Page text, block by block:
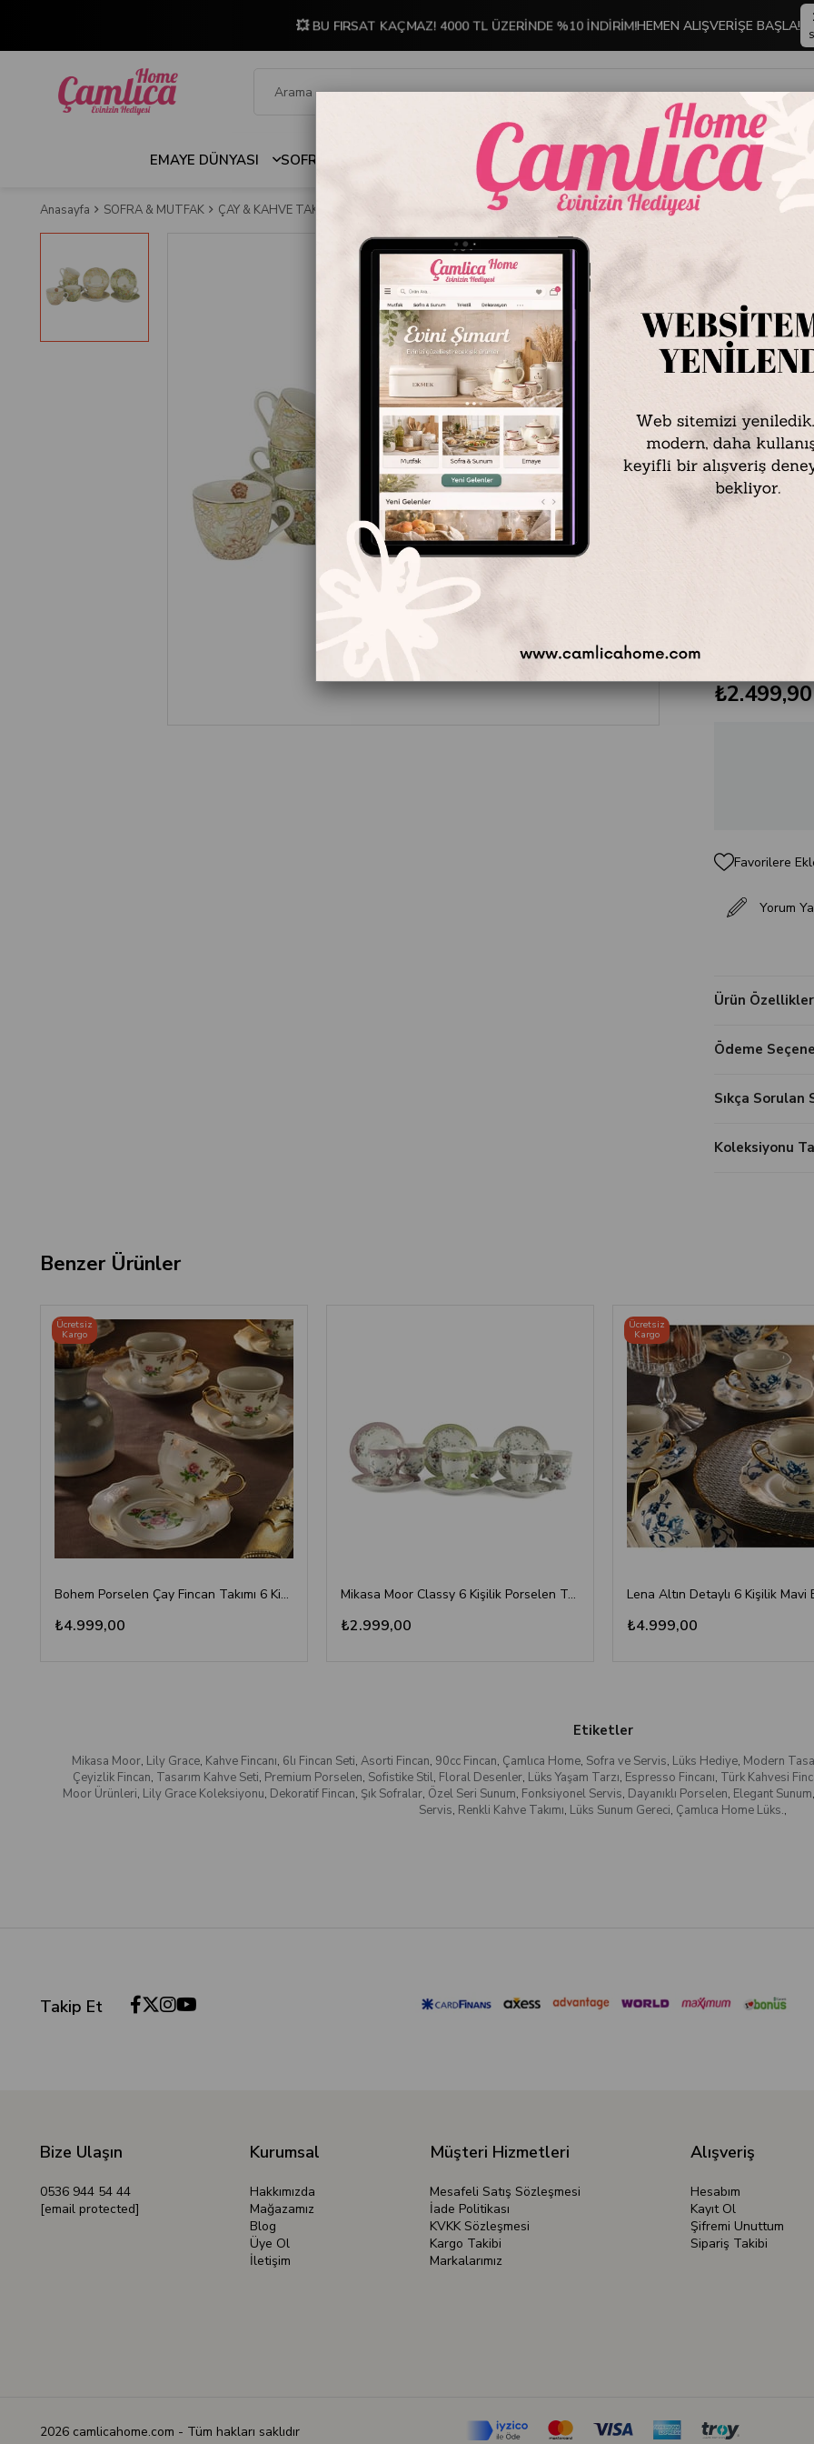
💥 BU FIRSAT KAÇMAZ! 4000 TL ÜZERİNDE %10 İNDİRİM! HEMEN ALIŞVERİŞE BAŞLA!
EMAYE DÜNYASI SOFRA & MUTFAK İNDİRİMLİ ÜRÜNLER DEKORASYON TABLO KOLEKSİYONU
Anasayfa SOFRA & MUTFAK ÇAY & KAHVE TAKIMLARI Mikasa Moor Lily Grace 6lı Asorti Kahve Fincan Seti 90cc
Kahve
Stok Kodu
Marka Mikasa
Mikasa Moor
Grace asorti
andıranlüks
90cc'lik
sayesinde
kullanım
şıklığını
premium
₺2.499,90
Favorilere
Yorum
Ürün
Ödeme
Sıkça Sorulan
Koleksiyonu
Benzer Ürünler
Bohem Porselen Çay Fincan Takımı 6 Kişilik Gül Desenli
₺4.999,00
Ücretsiz
Kargo
Mikasa Moor Classy 6 Kişilik Porselen Türk Kahvesi Fincan Takımı
₺2.999,00 ₺4.999,00
Ücretsiz
Kargo
Etiketler
Mikasa Moor, Lily Grace, Kahve Fincanı, 6lı Fincan Seti, Asorti Fincan, 90cc Fincan, Çamlıca Home, Sofra ve Servis, Lüks Hediye, Modern
Çeyizlik Fincan, Tasarım Kahve Seti, Premium Porselen, Sofistike Stil, Floral Desenler, Lüks Yaşam Tarzı, Espresso Fincanı, Türk Kahvesi
Moor Ürünleri, Lily Grace Koleksiyonu, Dekoratif Fincan, Şık Sofralar, Özel Seri Sunum, Fonksiyonel Servis, Dayanıklı Porselen, Elegant Sunum,
Servis, Renkli Kahve Takımı, Lüks Sunum Gereci, Çamlıca Home Lüks.,
Takip Et
Bize Ulaşın
0536 944 54 44
[email protected]
Kurumsal
Hakkımızda
Mağazamız
Blog
Üye Ol
İletişim
Müşteri Hizmetleri
Mesafeli Satış Sözleşmesi
İade Politikası
KVKK Sözleşmesi
Kargo Takibi
Markalarımız
Alışveriş
Hesabım
Kayıt Ol
Şifremi Unuttum
Sipariş Takibi
2026 camlicahome.com - Tüm hakları saklıdır